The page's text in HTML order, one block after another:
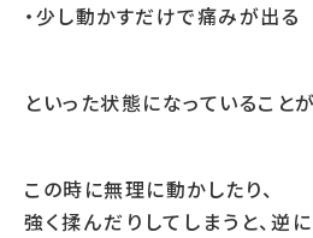
・少し動かすだけで痛みが出る
といった状態になっていること
この時に無理に動かしたり、
強く揉んだりしてしまうと、逆